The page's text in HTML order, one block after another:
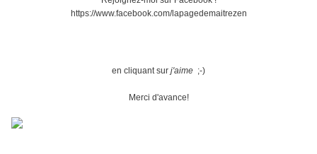
https://www.facebook.com/lapagedemaitrezen
en cliquant sur j'aime ;-)
Merci d'avance!